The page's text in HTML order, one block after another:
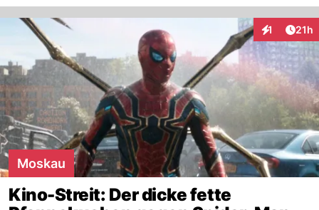
1 21h
Moskau
Kino-Streit: Der dicke fette